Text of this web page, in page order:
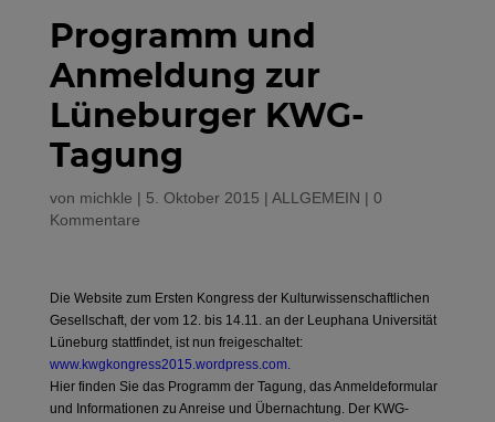
Programm und
Anmeldung zur
Lüneburger KWG-
Tagung
von michkle | 5. Oktober 2015 | ALLGEMEIN | 0
Kommentare
Die Website zum Ersten Kongress der Kulturwissenschaftlichen
Gesellschaft, der vom 12. bis 14.11. an der Leuphana Universität
Lüneburg stattfindet, ist nun freigeschaltet:
www.kwgkongress2015.wordpress.com.
Hier finden Sie das Programm der Tagung, das Anmeldeformular
und Informationen zu Anreise und Übernachtung. Der KWG-